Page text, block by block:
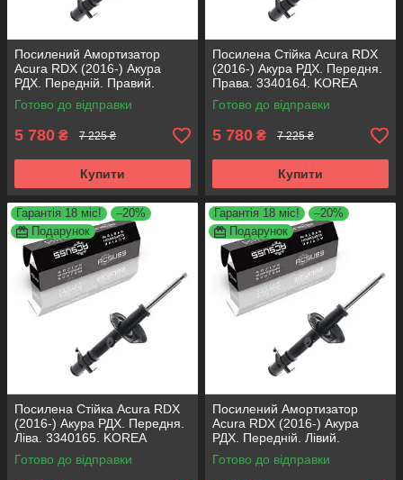
Посилений Амортизатор
Acura RDX (2016-) Акура
РДХ. Передній. Правий.
3340164. KOREA Аксусс!
Готово до відправки
5 780 ₴ 7 225 ₴
Купити
Посилена Стійка Acura RDX
(2016-) Акура РДХ. Передня.
Права. 3340164. KOREA
Аксусс!
Готово до відправки
5 780 ₴ 7 225 ₴
Купити
Гарантія 18 міс!
–20%
Подарунок
Посилена Стійка Acura RDX
(2016-) Акура РДХ. Передня.
Ліва. 3340165. KOREA
Аксусс!
Готово до відправки
Гарантія 18 міс!
–20%
Подарунок
Посилений Амортизатор
Acura RDX (2016-) Акура
РДХ. Передній. Лівий.
3340165. KOREA Аксусс!
Готово до відправки